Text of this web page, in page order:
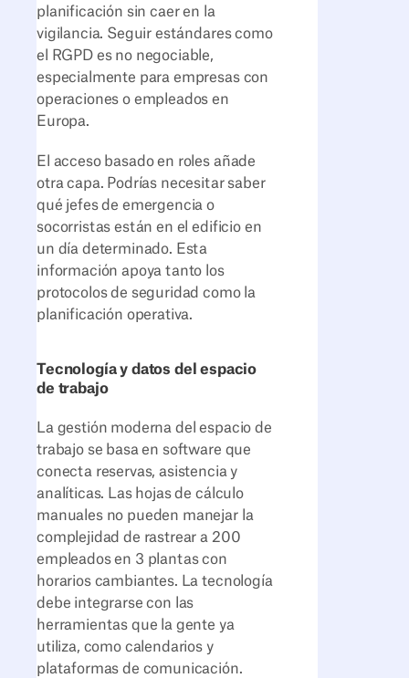
planificación sin caer en la
vigilancia. Seguir estándares como
el RGPD es no negociable,
especialmente para empresas con
operaciones o empleados en
Europa.
El acceso basado en roles añade
otra capa. Podrías necesitar saber
qué jefes de emergencia o
socorristas están en el edificio en
un día determinado. Esta
información apoya tanto los
protocolos de seguridad como la
planificación operativa.
Tecnología y datos del espacio
de trabajo
La gestión moderna del espacio de
trabajo se basa en software que
conecta reservas, asistencia y
analíticas. Las hojas de cálculo
manuales no pueden manejar la
complejidad de rastrear a 200
empleados en 3 plantas con
horarios cambiantes. La tecnología
debe integrarse con las
herramientas que la gente ya
utiliza, como calendarios y
plataformas de comunicación.